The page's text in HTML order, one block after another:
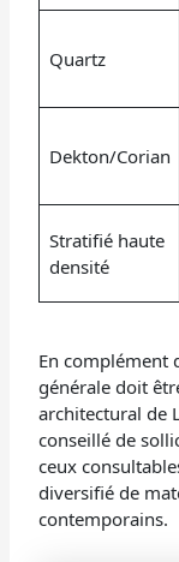
Quartz
Dekton/Corian
Stratifié haute
densité
En complément
générale doit
architectural de
conseillé de
ceux
diversifié de
contemporains.